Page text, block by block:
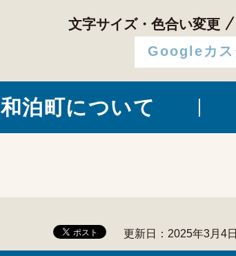
文字サイズ・色合い変更
和泊町について
更新日：2025年3月4日